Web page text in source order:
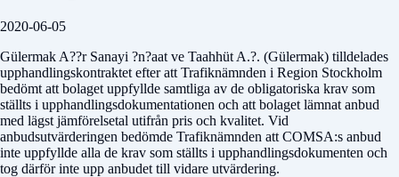
2020-06-05
Gülermak A??r Sanayi ?n?aat ve Taahhüt A.?. (Gülermak) tilldelades
upphandlingskontraktet efter att Trafiknämnden i Region Stockholm
bedömt att bolaget uppfyllde samtliga av de obligatoriska krav som
ställts i upphandlings­dokumentationen och att bolaget lämnat anbud
med lägst jämförelsetal utifrån pris och kvalitet. Vid
anbudsutvärderingen bedömde Trafiknämnden att COMSA:s anbud
inte uppfyllde alla de krav som ställts i upphandlingsdokumenten och
tog därför inte upp anbudet till vidare utvärdering.